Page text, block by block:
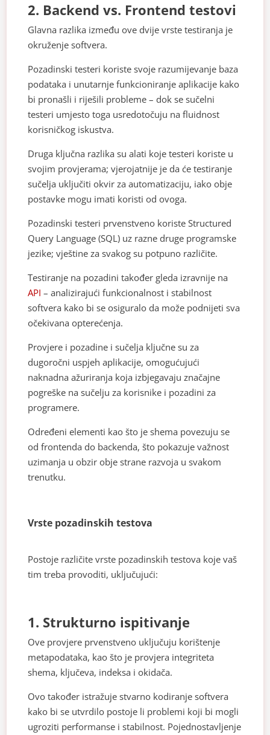
2. Backend vs. Frontend testovi
Glavna razlika između ove dvije vrste testiranja je
okruženje softvera.
Pozadinski testeri koriste svoje razumijevanje baza
podataka i unutarnje funkcioniranje aplikacije kako
bi pronašli i riješili probleme – dok se sučelni
testeri umjesto toga usredotočuju na fluidnost
korisničkog iskustva.
Druga ključna razlika su alati koje testeri koriste u
svojim provjerama; vjerojatnije je da će testiranje
sučelja uključiti okvir za automatizaciju, iako obje
postavke mogu imati koristi od ovoga.
Pozadinski testeri prvenstveno koriste Structured
Query Language (SQL) uz razne druge programske
jezike; vještine za svakog su potpuno različite.
Testiranje na pozadini također gleda izravnije na
API – analizirajući funkcionalnost i stabilnost
softvera kako bi se osiguralo da može podnijeti sva
očekivana opterećenja.
Provjere i pozadine i sučelja ključne su za
dugoročni uspjeh aplikacije, omogućujući
naknadna ažuriranja koja izbjegavaju značajne
pogreške na sučelju za korisnike i pozadini za
programere.
Određeni elementi kao što je shema povezuju se
od frontenda do backenda, što pokazuje važnost
uzimanja u obzir obje strane razvoja u svakom
trenutku.
Vrste pozadinskih testova
Postoje različite vrste pozadinskih testova koje vaš
tim treba provoditi, uključujući:
1. Strukturno ispitivanje
Ove provjere prvenstveno uključuju korištenje
metapodataka, kao što je provjera integriteta
shema, ključeva, indeksa i okidača.
Ovo također istražuje stvarno kodiranje softvera
kako bi se utvrdilo postoje li problemi koji bi mogli
ugroziti performanse i stabilnost. Pojednostavljenje